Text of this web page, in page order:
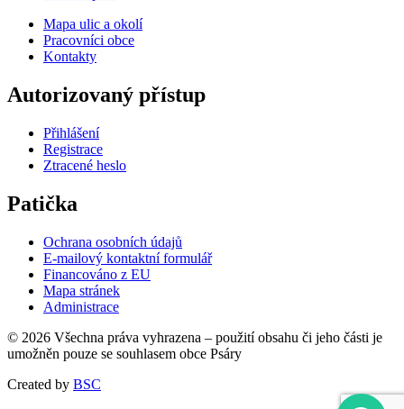
Mapa ulic a okolí
Pracovníci obce
Kontakty
Autorizovaný přístup
Přihlášení
Registrace
Ztracené heslo
Patička
Ochrana osobních údajů
E-mailový kontaktní formulář
Financováno z EU
Mapa stránek
Administrace
© 2026 Všechna práva vyhrazena – použití obsahu či jeho části je
umožněn pouze se souhlasem obce Psáry
Created by BSC